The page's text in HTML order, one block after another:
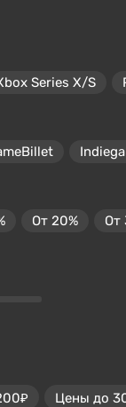
Series X/S
От 20% От
Цены до